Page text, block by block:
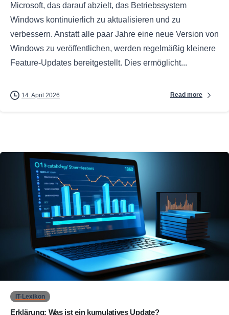
Microsoft, das darauf abzielt, das Betriebssystem
Windows kontinuierlich zu aktualisieren und zu
verbessern. Anstatt alle paar Jahre eine neue Version von
Windows zu veröffentlichen, werden regelmäßig kleinere
Feature-Updates bereitgestellt. Dies ermöglicht...
14. April 2026 Read more
0
IT-Lexikon
Erklärung: Was ist ein kumulatives Update?